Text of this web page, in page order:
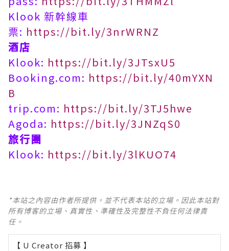
Klook 新幹線車
票: https://bit.ly/3nrWRNZ
酒店
Klook: https://bit.ly/3JTsxU5
Booking.com: https://bit.ly/40mYXN
B
trip.com: https://bit.ly/3TJ5hwe
Agoda: https://bit.ly/3JNZqS0
旅行團
Klook: https://bit.ly/3lKUO74
*本站之內容由作者所提供，並不代表本站的立場。因此本站對
所有博客的立場、真實性、準確性及完整性不負任何法律責
任。
【 U Creator 招募 】